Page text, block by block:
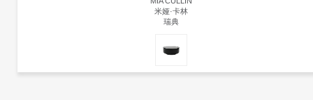
米娅·卡林
瑞典